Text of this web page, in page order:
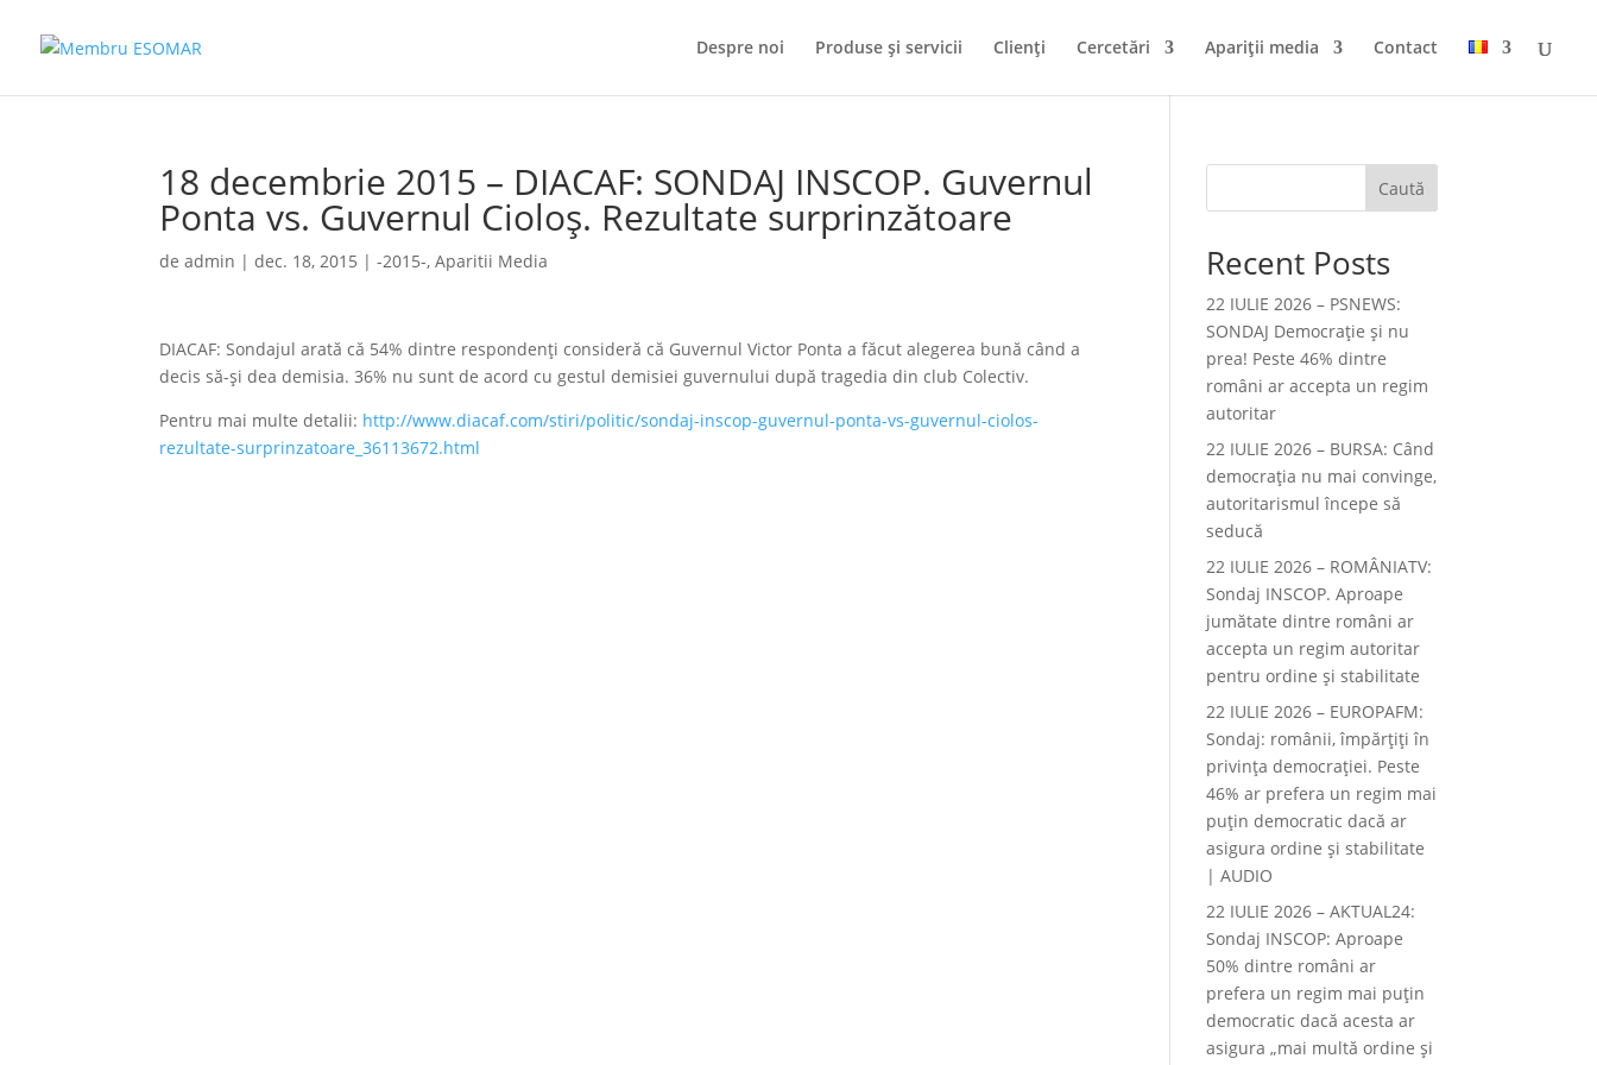
Despre noi Produse și servicii Clienți Cercetări Apariții media Contact
18 decembrie 2015 – DIACAF: SONDAJ INSCOP. Guvernul
Ponta vs. Guvernul Cioloș. Rezultate surprinzătoare
deadmin |dec. 18, 2015 |-2015-,Aparitii Media
DIACAF: Sondajul arată că 54% dintre respondenți consideră că Guvernul Victor Ponta a făcut alegerea bună când a
decis să-și dea demisia. 36% nu sunt de acord cu gestul demisiei guvernului după tragedia din club Colectiv.
Pentru mai multe detalii: http://www.diacaf.com/stiri/politic/sondaj-inscop-guvernul-ponta-vs-guvernul-ciolos-
rezultate-surprinzatoare_36113672.html
Caută
Recent Posts
22 IULIE 2026 – PSNEWS:
SONDAJ Democrație și nu
prea! Peste 46% dintre
români ar accepta un regim
autoritar
22 IULIE 2026 – BURSA: Când
democraţia nu mai convinge,
autoritarismul începe să
seducă
22 IULIE 2026 – ROMÂNIATV:
Sondaj INSCOP. Aproape
jumătate dintre români ar
accepta un regim autoritar
pentru ordine și stabilitate
22 IULIE 2026 – EUROPAFM:
Sondaj: românii, împărțiți în
privința democrației. Peste
46% ar prefera un regim mai
puțin democratic dacă ar
asigura ordine și stabilitate
| AUDIO
22 IULIE 2026 – AKTUAL24:
Sondaj INSCOP: Aproape
50% dintre români ar
prefera un regim mai puțin
democratic dacă acesta ar
asigura „mai multă ordine și